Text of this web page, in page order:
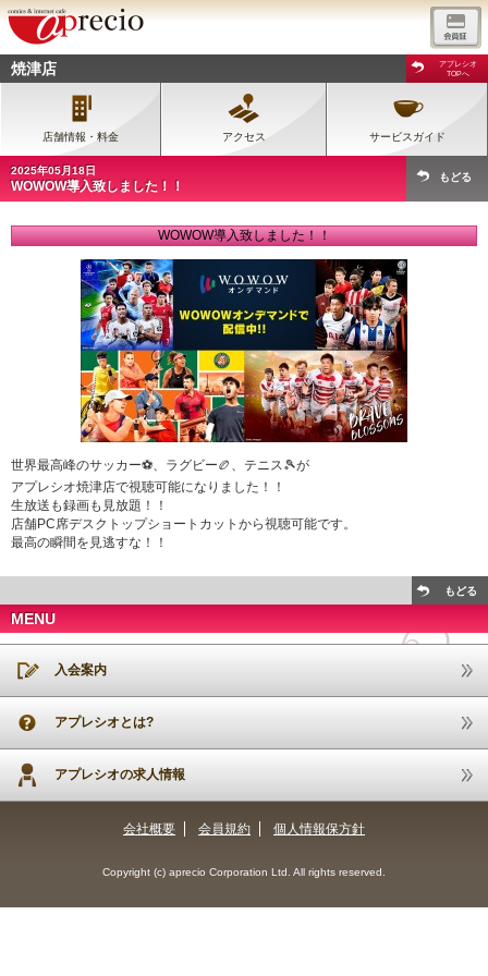
焼津店
アプレシオ
TOPへ
店舗情報・料金 アクセス サービスガイド
2025年05月18日
WOWOW導入致しました！！
もどる
WOWOW導入致しました！！
世界最高峰のサッカー⚽、ラグビー🏉、テニス🎾が
アプレシオ焼津店で視聴可能になりました！！
生放送も録画も見放題！！
店舗PC席デスクトップショートカットから視聴可能です。
最高の瞬間を見逃すな！！
もどる
MENU
入会案内
アプレシオとは?
アプレシオの求人情報
会社概要 会員規約 個人情報保方針
Copyright (c) aprecio Corporation Ltd. All rights reserved.